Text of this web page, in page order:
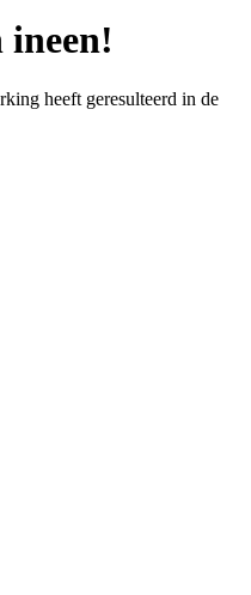
heeft geresulteerd in de